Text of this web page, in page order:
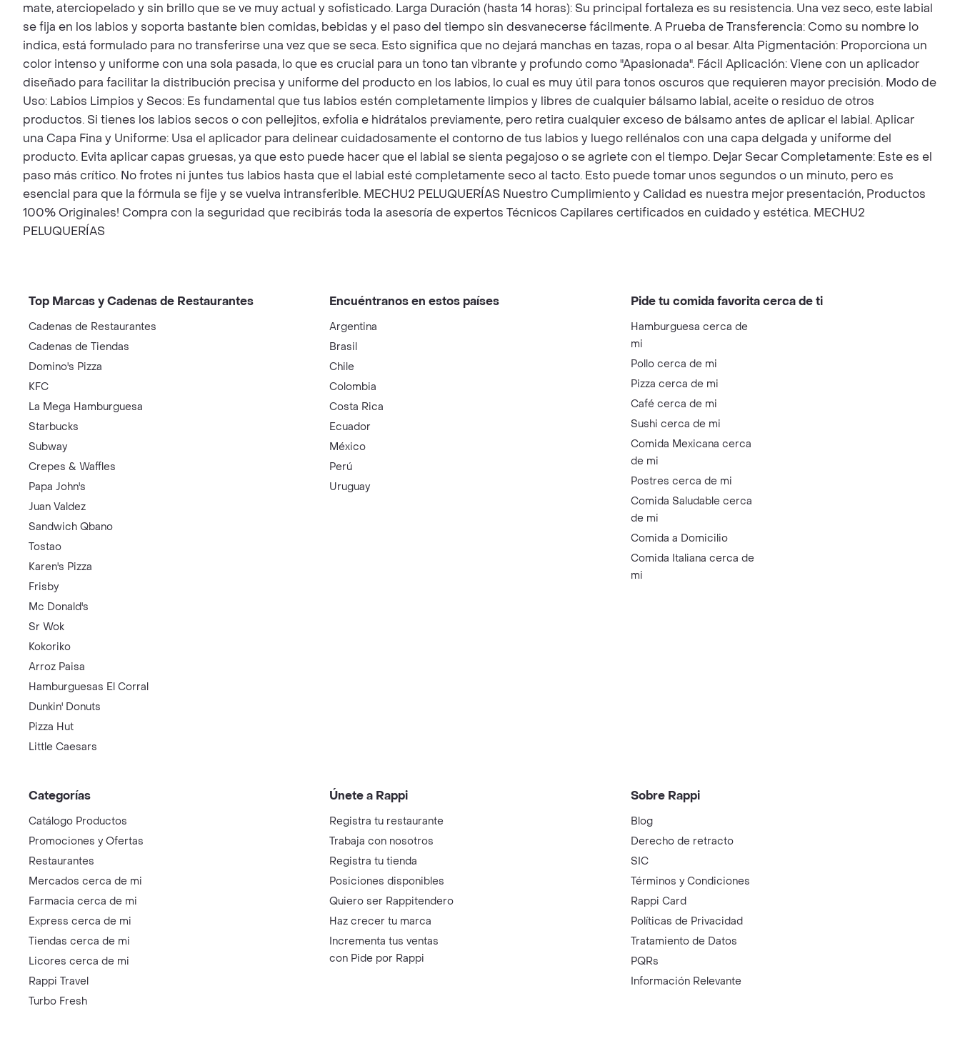
mate, aterciopelado y sin brillo que se ve muy actual y sofisticado. Larga Duración (hasta 14 horas): Su principal fortaleza es su resistencia. Una vez seco, este labial
se fija en los labios y soporta bastante bien comidas, bebidas y el paso del tiempo sin desvanecerse fácilmente. A Prueba de Transferencia: Como su nombre lo
indica, está formulado para no transferirse una vez que se seca. Esto significa que no dejará manchas en tazas, ropa o al besar. Alta Pigmentación: Proporciona un
color intenso y uniforme con una sola pasada, lo que es crucial para un tono tan vibrante y profundo como "Apasionada". Fácil Aplicación: Viene con un aplicador
diseñado para facilitar la distribución precisa y uniforme del producto en los labios, lo cual es muy útil para tonos oscuros que requieren mayor precisión. Modo de
Uso: Labios Limpios y Secos: Es fundamental que tus labios estén completamente limpios y libres de cualquier bálsamo labial, aceite o residuo de otros
productos. Si tienes los labios secos o con pellejitos, exfolia e hidrátalos previamente, pero retira cualquier exceso de bálsamo antes de aplicar el labial. Aplicar
una Capa Fina y Uniforme: Usa el aplicador para delinear cuidadosamente el contorno de tus labios y luego rellénalos con una capa delgada y uniforme del
producto. Evita aplicar capas gruesas, ya que esto puede hacer que el labial se sienta pegajoso o se agriete con el tiempo. Dejar Secar Completamente: Este es el
paso más crítico. No frotes ni juntes tus labios hasta que el labial esté completamente seco al tacto. Esto puede tomar unos segundos o un minuto, pero es
esencial para que la fórmula se fije y se vuelva intransferible. MECHU2 PELUQUERÍAS Nuestro Cumplimiento y Calidad es nuestra mejor presentación, Productos
100% Originales! Compra con la seguridad que recibirás toda la asesoría de expertos Técnicos Capilares certificados en cuidado y estética. MECHU2
PELUQUERÍAS
Top Marcas y Cadenas de Restaurantes
Cadenas de Restaurantes
Cadenas de Tiendas
Domino's Pizza
KFC
La Mega Hamburguesa
Starbucks
Subway
Crepes & Waffles
Papa John's
Juan Valdez
Sandwich Qbano
Tostao
Karen's Pizza
Frisby
Mc Donald's
Sr Wok
Kokoriko
Arroz Paisa
Hamburguesas El Corral
Dunkin' Donuts
Pizza Hut
Little Caesars
Encuéntranos en estos países
Argentina
Brasil
Chile
Colombia
Costa Rica
Ecuador
México
Perú
Uruguay
Pide tu comida favorita cerca de ti
Hamburguesa cerca de
mi
Pollo cerca de mi
Pizza cerca de mi
Café cerca de mi
Sushi cerca de mi
Comida Mexicana cerca
de mi
Postres cerca de mi
Comida Saludable cerca
de mi
Comida a Domicilio
Comida Italiana cerca de
mi
Categorías
Catálogo Productos
Promociones y Ofertas
Restaurantes
Mercados cerca de mi
Farmacia cerca de mi
Express cerca de mi
Tiendas cerca de mi
Licores cerca de mi
Rappi Travel
Turbo Fresh
Únete a Rappi
Registra tu restaurante
Trabaja con nosotros
Registra tu tienda
Posiciones disponibles
Quiero ser Rappitendero
Haz crecer tu marca
Incrementa tus ventas
con Pide por Rappi
Sobre Rappi
Blog
Derecho de retracto
SIC
Términos y Condiciones
Rappi Card
Políticas de Privacidad
Tratamiento de Datos
PQRs
Información Relevante